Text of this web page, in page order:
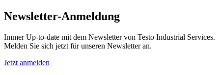
Newsletter-Anmeldung
Immer Up-to-date mit dem Newsletter von Testo Industrial Services.
Melden Sie sich jetzt für unseren Newsletter an.
Jetzt anmelden